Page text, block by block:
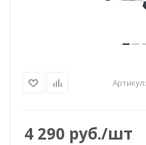
Артикул:
4 290 руб./шт